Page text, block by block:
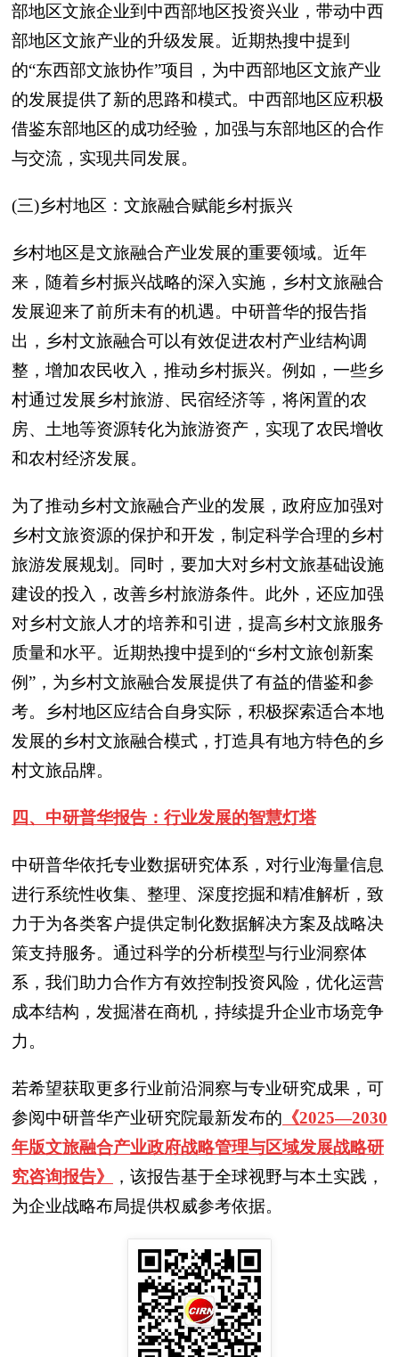
部地区文旅企业到中西部地区投资兴业，带动中西
部地区文旅产业的升级发展。近期热搜中提到
的“东西部文旅协作”项目，为中西部地区文旅产业
的发展提供了新的思路和模式。中西部地区应积极
借鉴东部地区的成功经验，加强与东部地区的合作
与交流，实现共同发展。
(三)乡村地区：文旅融合赋能乡村振兴
乡村地区是文旅融合产业发展的重要领域。近年
来，随着乡村振兴战略的深入实施，乡村文旅融合
发展迎来了前所未有的机遇。中研普华的报告指
出，乡村文旅融合可以有效促进农村产业结构调
整，增加农民收入，推动乡村振兴。例如，一些乡
村通过发展乡村旅游、民宿经济等，将闲置的农
房、土地等资源转化为旅游资产，实现了农民增收
和农村经济发展。
为了推动乡村文旅融合产业的发展，政府应加强对
乡村文旅资源的保护和开发，制定科学合理的乡村
旅游发展规划。同时，要加大对乡村文旅基础设施
建设的投入，改善乡村旅游条件。此外，还应加强
对乡村文旅人才的培养和引进，提高乡村文旅服务
质量和水平。近期热搜中提到的“乡村文旅创新案
例”，为乡村文旅融合发展提供了有益的借鉴和参
考。乡村地区应结合自身实际，积极探索适合本地
发展的乡村文旅融合模式，打造具有地方特色的乡
村文旅品牌。
四、中研普华报告：行业发展的智慧灯塔
中研普华依托专业数据研究体系，对行业海量信息
进行系统性收集、整理、深度挖掘和精准解析，致
力于为各类客户提供定制化数据解决方案及战略决
策支持服务。通过科学的分析模型与行业洞察体
系，我们助力合作方有效控制投资风险，优化运营
成本结构，发掘潜在商机，持续提升企业市场竞争
力。
若希望获取更多行业前沿洞察与专业研究成果，可
参阅中研普华产业研究院最新发布的 《2025—2030
年版文旅融合产业政府战略管理与区域发展战略研
究咨询报告》
，该报告基于全球视野与本土实践，
为企业战略布局提供权威参考依据。